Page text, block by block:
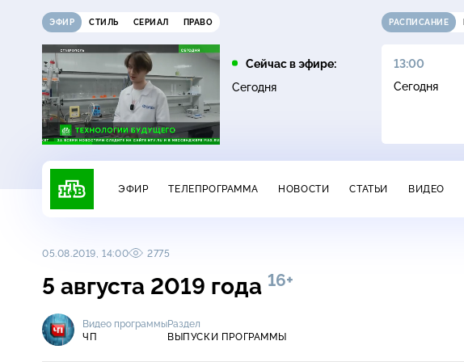
ЭФИР СТИЛЬ СЕРИАЛ ПРАВО
Сейчас в эфире:
Сегодня
РАСПИСАНИЕ
10:25
ЧП
11:00
ДНК16+
13:00
Сегодня
ЭФИР ТЕЛЕПРОГРАММА НОВОСТИ СТАТЬИ ВИДЕО
05.08.2019, 14:00 2775
5 августа 2019 года 16+
Видео программы
ЧП
Раздел
ВЫПУСКИ ПРОГРАММЫ